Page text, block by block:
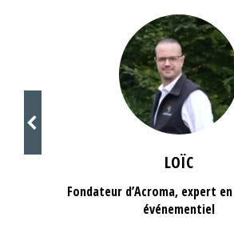
LOÏC
Fondateur d’Acroma, expert
événementiel